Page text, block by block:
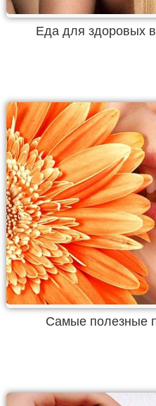
Еда для здоровых
Самые полезные